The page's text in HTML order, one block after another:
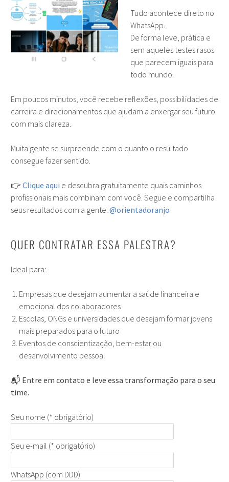
Tudo acontece direto no
WhatsApp.
De forma leve, prática e
sem aqueles testes rasos
que parecem iguais para
todo mundo.
Em poucos minutos, você recebe reflexões, possibilidades de
carreira e direcionamentos que ajudam a enxergar seu futuro
com mais clareza.
Muita gente se surpreende com o quanto o resultado
consegue fazer sentido.
👉 Clique aqui e descubra gratuitamente quais caminhos
profissionais mais combinam com você. Segue e compartilha
seus resultados com a gente: @orientadoranjo!
QUER CONTRATAR ESSA PALESTRA?
Ideal para:
Empresas que desejam aumentar a saúde financeira e
emocional dos colaboradores
Escolas, ONGs e universidades que desejam formar jovens
mais preparados para o futuro
Eventos de conscientização, bem-estar ou
desenvolvimento pessoal
📬 Entre em contato e leve essa transformação para o seu
time.
Seu nome (* obrigatório)
Seu e-mail (* obrigatório)
WhatsApp (com DDD)